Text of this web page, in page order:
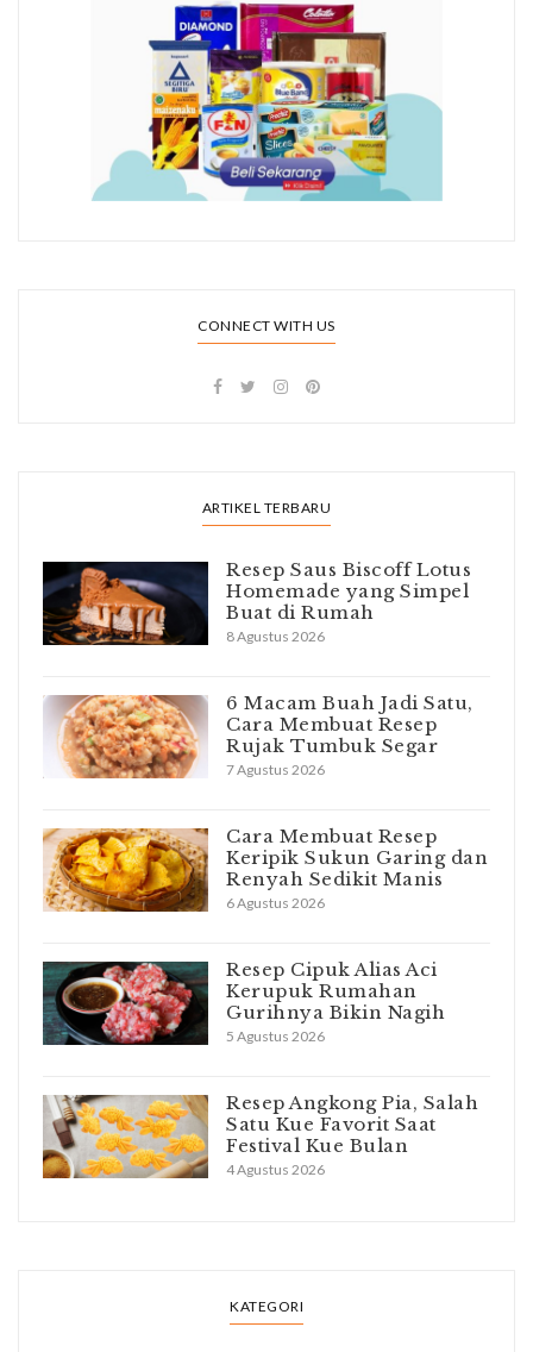
CONNECT WITH US
ARTIKEL TERBARU
Resep Saus Biscoff Lotus
Homemade yang Simpel
Buat di Rumah
8 Agustus 2026
6 Macam Buah Jadi Satu,
Cara Membuat Resep
Rujak Tumbuk Segar
7 Agustus 2026
Cara Membuat Resep
Keripik Sukun Garing dan
Renyah Sedikit Manis
6 Agustus 2026
Resep Cipuk Alias Aci
Kerupuk Rumahan
Gurihnya Bikin Nagih
5 Agustus 2026
Resep Angkong Pia, Salah
Satu Kue Favorit Saat
Festival Kue Bulan
4 Agustus 2026
KATEGORI